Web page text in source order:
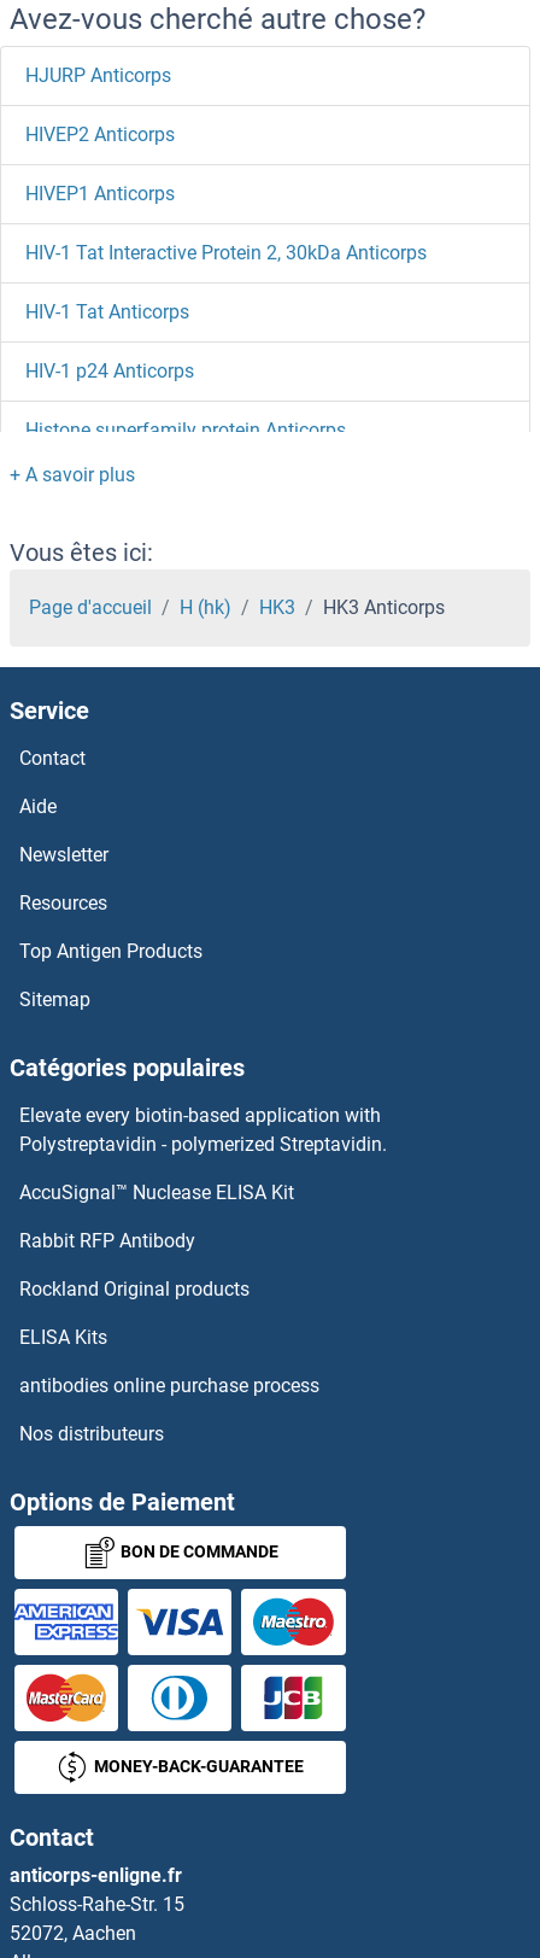
Avez-vous cherché autre chose?
HJURP Anticorps
HIVEP2 Anticorps
HIVEP1 Anticorps
HIV-1 Tat Interactive Protein 2, 30kDa Anticorps
HIV-1 Tat Anticorps
HIV-1 p24 Anticorps
Histone superfamily protein Anticorps
Histone H4 Anticorps
Histone H3.3C Anticorps
Histone H3.1 Anticorps
Histone H3.1 Anticorps
Histone H3 Anticorps
Histone H2B Anticorps
Histone H2A Variant H2A.Z, Pht1 Anticorps
Histone H2A Variant Anticorps
Histone H2A Anticorps
Histone H1.5 Anticorps
Histone H1.3 Anticorps
HLA B7 Anticorps
HLA-A Anticorps
HLA-ABC Anticorps
HLA-B Anticorps
HLA-B27 Anticorps
HLA-C Anticorps
HLA-DMA Anticorps
HLA-DMB Anticorps
HLA-DOA Anticorps
HLA-DOB Anticorps
Vous êtes ici:
Page d'accueil H (hk) HK3 HK3 Anticorps
Service
Contact
Aide
Newsletter
Resources
Top Antigen Products
Sitemap
Catégories populaires
Elevate every biotin-based application with
Polystreptavidin - polymerized Streptavidin.
AccuSignal™ Nuclease ELISA Kit
Rabbit RFP Antibody
Rockland Original products
ELISA Kits
antibodies online purchase process
Nos distributeurs
Options de Paiement
BON DE COMMANDE
MONEY-BACK-GUARANTEE
Contact
anticorps-enligne.fr
Schloss-Rahe-Str. 15
52072, Aachen